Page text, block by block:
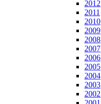
2012
2011
2010
2009
2008
2007
2006
2005
2004
2003
2002